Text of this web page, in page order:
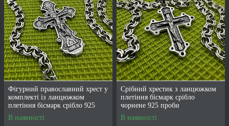
Фігурний православний хрест у
комплекті із ланцюжком
плетіння бісмарк срібло 925
проби
В наявності
Срібний хрестик з ланцюжком
плетіння бісмарк срібло
чорнене 925 проби
В наявності